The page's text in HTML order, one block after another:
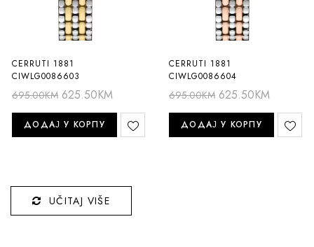
CERRUTI 1881
CIWLG0086603
695.00KM 625.50KM
ДОДАЈ У КОРПУ
CERRUTI 1881
CIWLG0086604
695.00KM 625.50KM
ДОДАЈ У КОРПУ
UČITAJ VIŠE